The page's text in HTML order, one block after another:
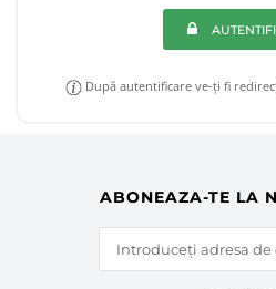
După autentificare ve-ți fi
ABONEAZA-TE LA